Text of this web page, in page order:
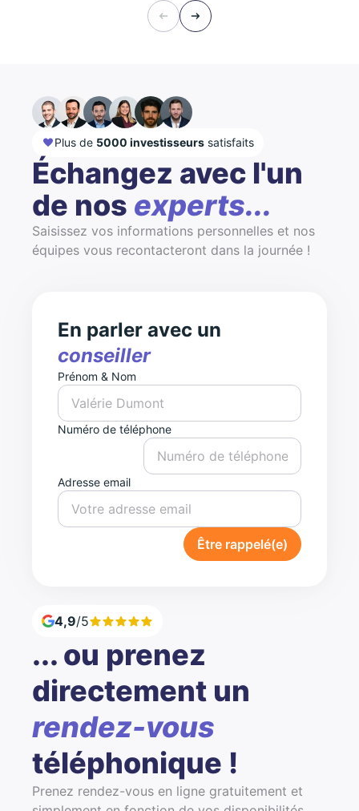
Plus de 5000 investisseurs satisfaits
Échangez avec l'un
de nos experts...
Saisissez vos informations personnelles et nos
équipes vous recontacteront dans la journée !
En parler avec un
conseiller
Prénom & Nom
Numéro de téléphone
Adresse email
Être rappelé(e)
4,9/5
... ou prenez
directement un
rendez-vous
téléphonique !
Prenez rendez-vous en ligne gratuitement et